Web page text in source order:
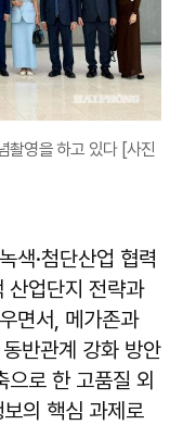
촬영을 하고 있다 [사진
색·첨단산업 협력
산업단지 전략과
면서, 메가존과
반관계 강화 방안
로 한 고품질 외
의 핵심 과제로